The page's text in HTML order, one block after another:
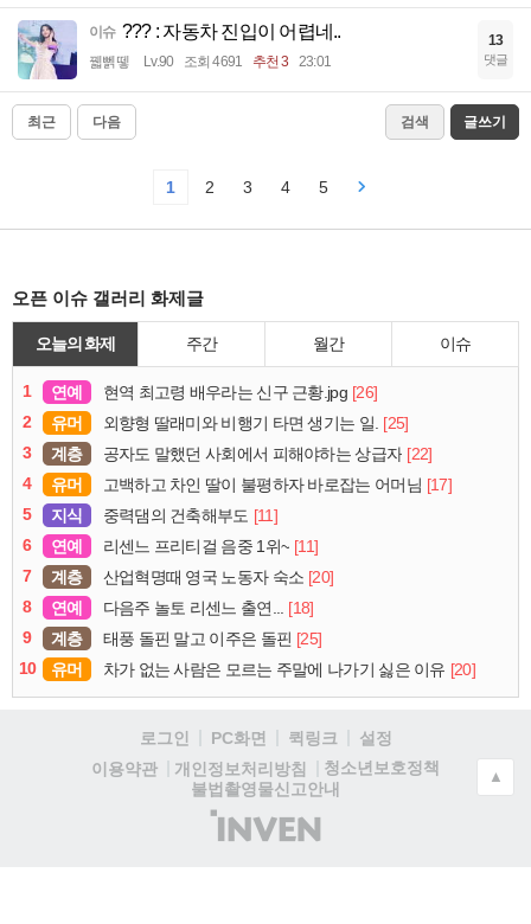
이슈 ??? : 자동차 진입이 어렵네..
꿻뻵뗗 Lv.90 조회 4691 추천 3 23:01
13
댓글
최근 다음 검색 글쓰기
1 2 3 4 5
오픈 이슈 갤러리 화제글
오늘의 화제 주간 월간 이슈
1 연예 현역 최고령 배우라는 신구 근황.jpg [26]
2
유머 외향형 딸래미와 비행기 타면 생기는 일. [25]
3
계층 공자도 말했던 사회에서 피해야하는 상급자 [22]
4
유머 고백하고 차인 딸이 불평하자 바로잡는 어머님 [17]
5
지식 중력댐의 건축해부도 [11]
6
연예 리센느 프리티걸 음중 1위~ [11]
7
계층 산업혁명때 영국 노동자 숙소 [20]
8
연예 다음주 놀토 리센느 출연... [18]
9
계층 태풍 돌핀 말고 이주은 돌핀 [25]
10
유머 차가 없는 사람은 모르는 주말에 나가기 싫은 이유 [20]
로그인 PC화면 퀵링크
설정
이용약관
개인정보처리방침
청소년보호정책
불법촬영물신고안내
(주)
인
▲